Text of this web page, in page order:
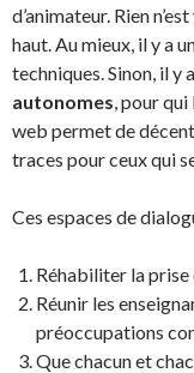
d’animateur. Rien
haut. Au mieux, il y a
techniques. Sinon, il y
autonomes , pour
web permet de
traces pour ceux qui
Ces espaces de
Réhabiliter la prise
Réunir les
préoccupations
Que chacun et